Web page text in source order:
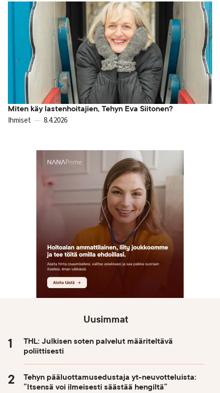
Miten käy lastenhoitajien, Tehyn Eva Siitonen?
Ihmiset 8.4.2026
Uusimmat
THL: Julkisen soten palvelut määriteltävä
poliittisesti
Tehyn pääluottamusedustaja yt-neuvotteluista:
”Itsensä voi ilmeisesti säästää hengiltä”